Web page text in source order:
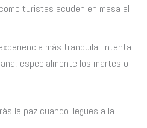
turistas acuden en masa al
más tranquila, intenta
especialmente los martes o
la paz cuando llegues a la